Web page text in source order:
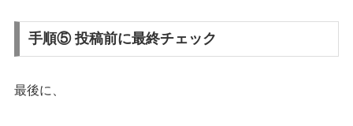
手順⑤ 投稿前に最終チェック
最後に、